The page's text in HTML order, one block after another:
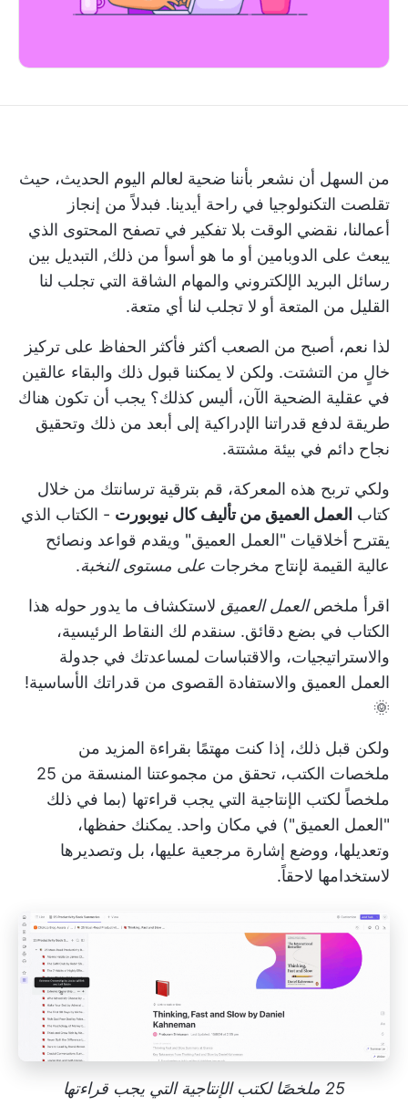
من السهل أن نشعر بأننا ضحية لعالم اليوم الحديث، حيث
تقلصت التكنولوجيا في راحة أيدينا. فبدلاً من إنجاز
أعمالنا، نقضي الوقت بلا تفكير في تصفح المحتوى الذي
يبعث على الدوبامين أو ما هو أسوأ من ذلك, التبديل بين
رسائل البريد الإلكتروني والمهام الشاقة التي تجلب لنا
القليل من المتعة أو لا تجلب لنا أي متعة.
لذا نعم، أصبح من الصعب أكثر فأكثر الحفاظ على تركيز
خالٍ من التشتت. ولكن لا يمكننا قبول ذلك والبقاء عالقين
في عقلية الضحية الآن، أليس كذلك؟ يجب أن تكون هناك
طريقة لدفع قدراتنا الإدراكية إلى أبعد من ذلك وتحقيق
نجاح دائم في بيئة مشتتة.
ولكي تربح هذه المعركة، قم بترقية ترسانتك من خلال
كتاب العمل العميق من تأليف كال نيوبورت - الكتاب الذي
يقترح أخلاقيات "العمل العميق" ويقدم قواعد ونصائح
عالية القيمة لإنتاج مخرجات على مستوى النخبة.
اقرأ ملخصالعمل العميق لاستكشاف ما يدور حوله هذا
الكتاب في بضع دقائق. سنقدم لك النقاط الرئيسية،
والاستراتيجيات، والاقتباسات لمساعدتك في جدولة
العمل العميق والاستفادة القصوى من قدراتك الأساسية!
🌞
ولكن قبل ذلك، إذا كنت مهتمًا بقراءة المزيد من
ملخصات الكتب، تحقق من مجموعتنا المنسقة من 25
ملخصاً لكتب الإنتاجية التي يجب قراءتها (بما في ذلك
"العمل العميق") في مكان واحد. يمكنك حفظها،
وتعديلها، ووضع إشارة مرجعية عليها، بل وتصديرها
لاستخدامها لاحقاً.
25 ملخصًا لكتب الإنتاجية التي يجب قراءتها